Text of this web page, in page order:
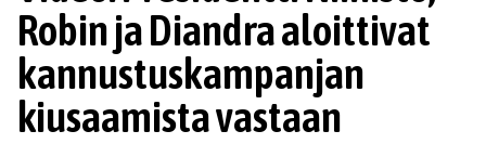
Robin ja Diandra aloittivat
kannustuskampanjan
kiusaamista vastaan